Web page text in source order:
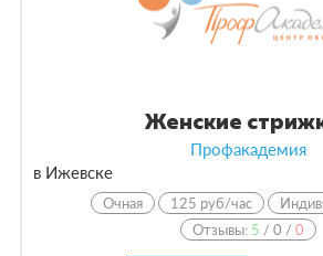
Женские
Профакадемия
в Ижевске
Очная 125 руб/час
Отзывы: 5 /0 /0